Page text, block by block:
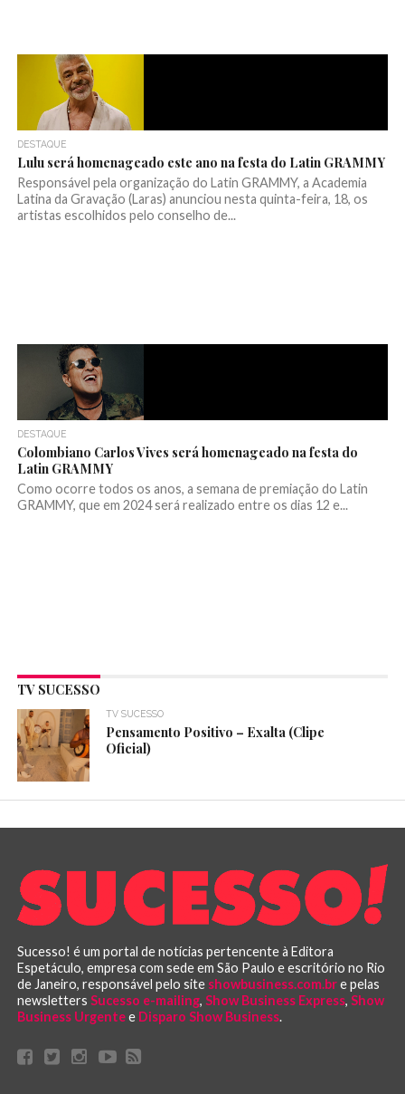
DESTAQUE
Lulu será homenageado este ano na festa do Latin GRAMMY
Responsável pela organização do Latin GRAMMY, a Academia
Latina da Gravação (Laras) anunciou nesta quinta-feira, 18, os
artistas escolhidos pelo conselho de...
DESTAQUE
Colombiano Carlos Vives será homenageado na festa do
Latin GRAMMY
Como ocorre todos os anos, a semana de premiação do Latin
GRAMMY, que em 2024 será realizado entre os dias 12 e...
TV SUCESSO
TV SUCESSO
Pensamento Positivo – Exalta (Clipe
Oficial)
Sucesso! é um portal de notícias pertencente à Editora
Espetáculo, empresa com sede em São Paulo e escritório no Rio
de Janeiro, responsável pelo site showbusiness.com.bre pelas
newsletters Sucesso e-mailing, Show Business Express, Show
Business Urgentee Disparo Show Business.